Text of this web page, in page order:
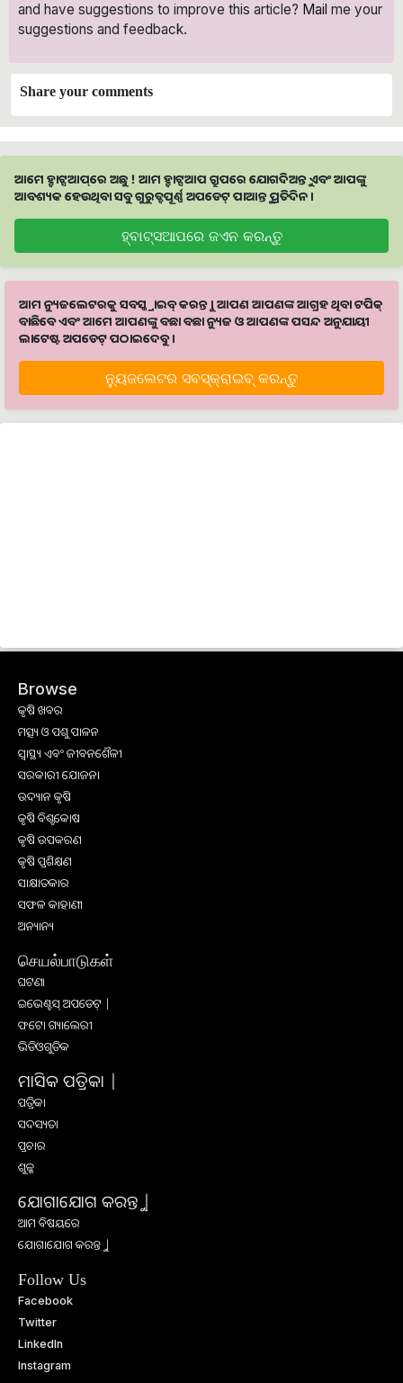
and have suggestions to improve this article? Mail me your
suggestions and feedback.
Share your comments
ଆମେ ହ୍ବାଟ୍ସଆପ୍‌ରେ ଅଛୁ ! ଆମ ହ୍ବାଟ୍ସଆପ ଗ୍ରୁପରେ ଯୋଗଦିଅନ୍ତୁ ଏବଂ ଆପଙ୍କୁ
ଆବଶ୍ୟକ ହେଉଥିବା ସବୁ ଗୁରୁତ୍ବପୂର୍ଣ୍ଣ ଅପଡେଟ୍‌ ପାଆନ୍ତୁ ପ୍ରତିଦିନ ।
ହ୍ବାଟ୍ସଆପରେ ଜଏନ କରନ୍ତୁ
ଆମ ନ୍ୟୁଜଲେଟରକୁ ସବସ୍କ୍ରାଇବ୍ କରନ୍ତୁ । ଆପଣ ଆପଣଙ୍କ ଆଗ୍ରହ ଥିବା ଟପିକ୍‌
ବାଛିବେ ଏବଂ ଆମେ ଆପଣଙ୍କୁ ବଛା ବଛା ନ୍ୟୁଜ ଓ ଆପଣଙ୍କ ପସନ୍ଦ ଅନୁଯାୟୀ
ଲାଟେଷ୍ଟ ଅପଡେଟ୍‌ ପଠାଇଦେବୁ ।
ନ୍ୟୁଜଲେଟର ସବସ୍କ୍ରାଇବ୍‌ କରନ୍ତୁ
Browse
କୃଷି ଖବର
ମତ୍ସ୍ୟ ଓ ପଶୁ ପାଳନ
ସ୍ୱାସ୍ଥ୍ୟ ଏବଂ ଜୀବନଶୈଳୀ
ସରକାରୀ ଯୋଜନା
ଉଦ୍ୟାନ କୃଷି
କୃଷି ବିଶ୍ବକୋଷ
କୃଷି ଉପକରଣ
କୃଷି ପ୍ରଶିକ୍ଷଣ
ସାକ୍ଷାତକାର
ସଫଳ କାହାଣୀ
ଅନ୍ୟାନ୍ୟ
செயல்பாடுகள்
ଘଟଣା
ଇଭେଣ୍ଟସ୍ ଅପଡେଟ୍ |
ଫଟୋ ଗ୍ୟାଲେରୀ
ଭିଡିଓଗୁଡିକ
ମାସିକ ପତ୍ରିକା |
ପତ୍ରିକା
ସଦସ୍ୟତା
ପ୍ରଚାର
ଶୁଳ୍କ
ଯୋଗାଯୋଗ କରନ୍ତୁ |
ଆମ ବିଷୟରେ
ଯୋଗାଯୋଗ କରନ୍ତୁ |
Follow Us
Facebook
Twitter
LinkedIn
Instagram